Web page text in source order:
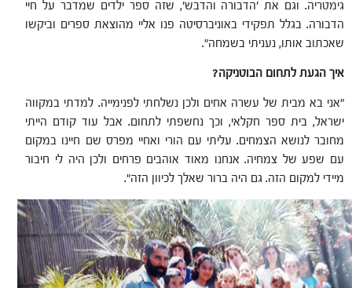
גימטריה. וגם את 'הדבורה והדבש', שזה ספר ילדים שמדבר על חיי
הדבורה. בגלל תפקידי באוניברסיטה פנו אליי מהוצאת ספרים וביקשו
שאכתוב אותו, נעניתי בשמחה".
איך הגעת לתחום הבוטניקה?
"אני בא מבית של עשרה אחים ולכן נשלחתי לפנימייה. למדתי במקווה
ישראל, בית ספר חקלאי, וכך נחשפתי לתחום. אבל עוד קודם הייתי
מחובר לנושא הצמחים. עליתי עם הורי ואחיי מפרס שם חיינו במקום
עם שפע של צמחיה. אנחנו מאוד אוהבים פרחים ולכן היה לי חיבור
מיידי למקום הזה. גם היה ברור שאלך לכיוון הזה".